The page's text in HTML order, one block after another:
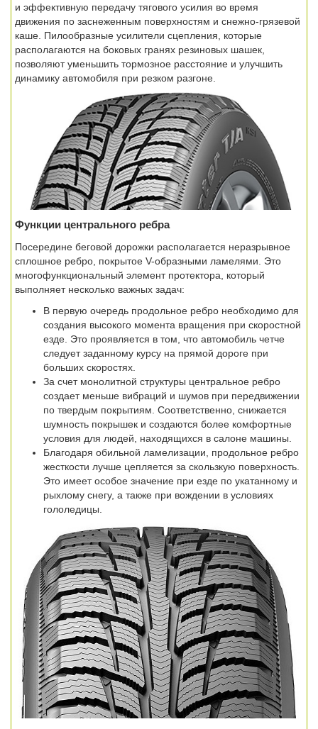
и эффективную передачу тягового усилия во время
движения по заснеженным поверхностям и снежно-грязевой
каше. Пилообразные усилители сцепления, которые
располагаются на боковых гранях резиновых шашек,
позволяют уменьшить тормозное расстояние и улучшить
динамику автомобиля при резком разгоне.
Функции центрального ребра
Посередине беговой дорожки располагается неразрывное
сплошное ребро, покрытое V-образными ламелями. Это
многофункциональный элемент протектора, который
выполняет несколько важных задач:
В первую очередь продольное ребро необходимо для
создания высокого момента вращения при скоростной
езде. Это проявляется в том, что автомобиль четче
следует заданному курсу на прямой дороге при
больших скоростях.
За счет монолитной структуры центральное ребро
создает меньше вибраций и шумов при передвижении
по твердым покрытиям. Соответственно, снижается
шумность покрышек и создаются более комфортные
условия для людей, находящихся в салоне машины.
Благодаря обильной ламелизации, продольное ребро
жесткости лучше цепляется за скользкую поверхность.
Это имеет особое значение при езде по укатанному и
рыхлому снегу, а также при вождении в условиях
гололедицы.